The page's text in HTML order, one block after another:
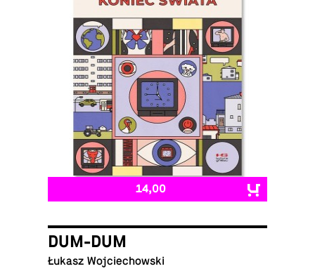
14,00
DUM-DUM
Łukasz Wojciechowski